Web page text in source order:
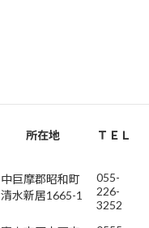
所在地 ＴＥＬ
中巨摩郡昭和町
清水新居1665-1
055-
226-
3252